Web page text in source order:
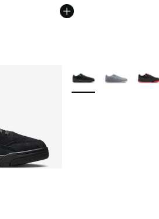
Plus de couleurs